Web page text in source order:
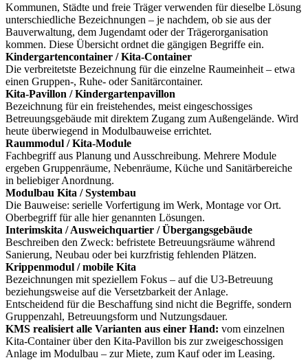
Kommunen, Städte und freie Träger verwenden für dieselbe Lösung
unterschiedliche Bezeichnungen – je nachdem, ob sie aus der
Bauverwaltung, dem Jugendamt oder der Trägerorganisation
kommen. Diese Übersicht ordnet die gängigen Begriffe ein.
Kindergartencontainer / Kita-Container
Die verbreitetste Bezeichnung für die einzelne Raumeinheit – etwa
einen Gruppen-, Ruhe- oder Sanitärcontainer.
Kita-Pavillon / Kindergartenpavillon
Bezeichnung für ein freistehendes, meist eingeschossiges
Betreuungsgebäude mit direktem Zugang zum Außengelände. Wird
heute überwiegend in Modulbauweise errichtet.
Raummodul / Kita-Module
Fachbegriff aus Planung und Ausschreibung. Mehrere Module
ergeben Gruppenräume, Nebenräume, Küche und Sanitärbereiche
in beliebiger Anordnung.
Modulbau Kita / Systembau
Die Bauweise: serielle Vorfertigung im Werk, Montage vor Ort.
Oberbegriff für alle hier genannten Lösungen.
Interimskita / Ausweichquartier / Übergangsgebäude
Beschreiben den Zweck: befristete Betreuungsräume während
Sanierung, Neubau oder bei kurzfristig fehlenden Plätzen.
Krippenmodul / mobile Kita
Bezeichnungen mit speziellem Fokus – auf die U3-Betreuung
beziehungsweise auf die Versetzbarkeit der Anlage.
Entscheidend für die Beschaffung sind nicht die Begriffe, sondern
Gruppenzahl, Betreuungsform und Nutzungsdauer.
KMS realisiert alle Varianten aus einer Hand: vom einzelnen
Kita-Container über den Kita-Pavillon bis zur zweigeschossigen
Anlage im Modulbau – zur Miete, zum Kauf oder im Leasing.